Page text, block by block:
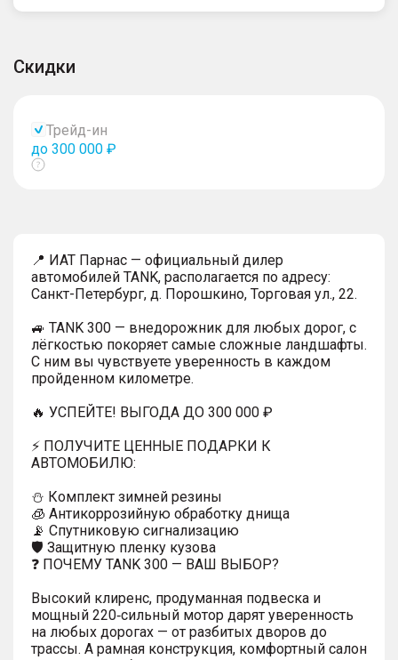
Скидки
Трейд-ин
до 300 000 ₽
Показать
📍 ИАТ Парнас — официальный дилер
автомобилей TANK, располагается по адресу:
Санкт-Петербург, д. Порошкино, Торговая ул., 22.
🚙 TANK 300 — внедорожник для любых дорог, с
лёгкостью покоряет самые сложные ландшафты.
С ним вы чувствуете уверенность в каждом
пройденном километре.
🔥 УСПЕЙТЕ! ВЫГОДА ДО 300 000 ₽
⚡ ПОЛУЧИТЕ ЦЕННЫЕ ПОДАРКИ К
АВТОМОБИЛЮ:
⛄️ Комплект зимней резины
🧊 Антикоррозийную обработку днища
📡 Спутниковую сигнализацию
🛡️ Защитную пленку кузова
❓ ПОЧЕМУ TANK 300 — ВАШ ВЫБОР?
Высокий клиренс, продуманная подвеска и
мощный 220‑сильный мотор дарят уверенность
на любых дорогах — от разбитых дворов до
трассы. А рамная конструкция, комфортный салон